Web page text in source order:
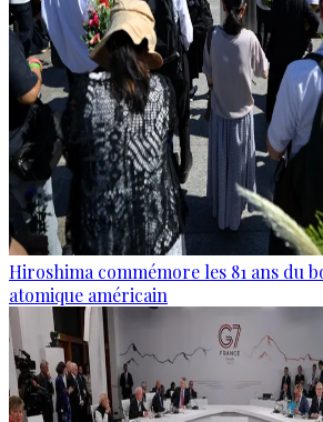
Hiroshima commémore les 81 ans du
atomique américain